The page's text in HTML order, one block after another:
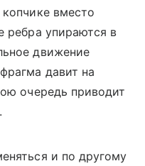
вместо
ребра упираются в
движение
давит на
очередь приводит
и по другому